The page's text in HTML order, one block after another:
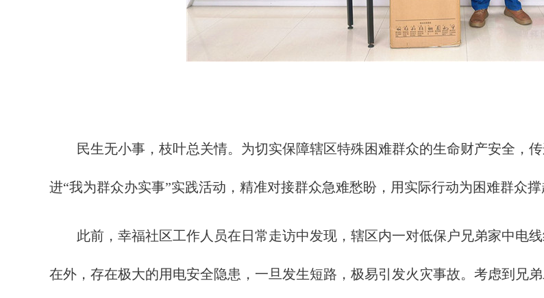
民生无小事，枝叶总关情。为切实保障辖区特殊困难群众的生命财产安全，
进“我为群众办实事”实践活动，精准对接群众急难愁盼，用实际行动为困难群众撑
此前，幸福社区工作人员在日常走访中发现，辖区内一对低保户兄弟家中电
在外，存在极大的用电安全隐患，一旦发生短路，极易引发火灾事故。考虑到兄